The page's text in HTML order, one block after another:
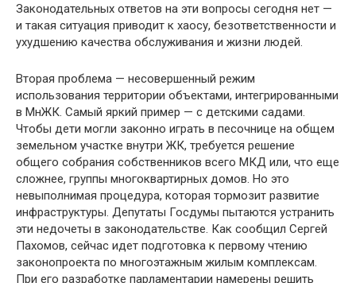
Законодательных ответов на эти вопросы сегодня нет —
и такая ситуация приводит к хаосу, безответственности и
ухудшению качества обслуживания и жизни людей.
Вторая проблема — несовершенный режим
использования территории объектами, интегрированными
в МнЖК. Самый яркий пример — с детскими садами.
Чтобы дети могли законно играть в песочнице на общем
земельном участке внутри ЖК, требуется решение
общего собрания собственников всего МКД или, что еще
сложнее, группы многоквартирных домов. Но это
невыполнимая процедура, которая тормозит развитие
инфраструктуры. Депутаты Госдумы пытаются устранить
эти недочеты в законодательстве. Как сообщил Сергей
Пахомов, сейчас идет подготовка к первому чтению
законопроекта по многоэтажным жилым комплексам.
При его разработке парламентарии намерены решить